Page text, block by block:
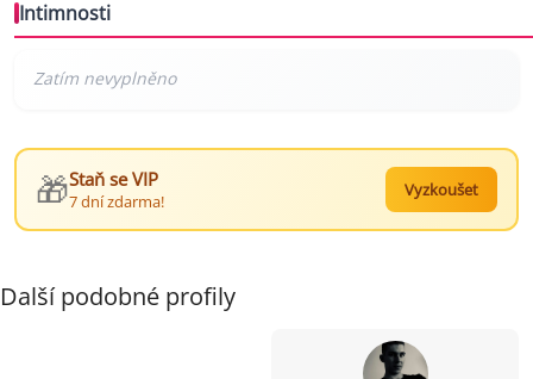
Intimnosti
🎁Staň se VIP
7 dní zdarma!
Vyzkoušet
Další podobné profily